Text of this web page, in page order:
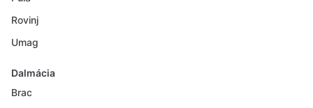
Rovinj
Umag
Dalmácia
Brac